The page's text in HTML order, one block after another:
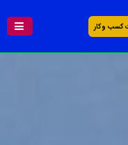
کسب و کار